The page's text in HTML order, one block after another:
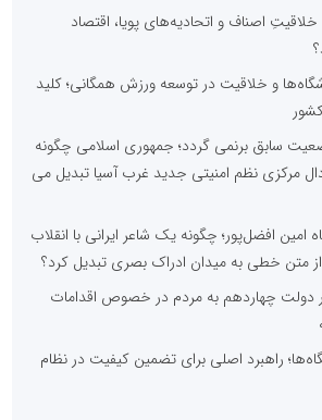
خلاقیتِ اصناف و اتحادیه‌های پویا، اقتصاد
و خلاقیت در توسعه ورزش همگانی؛ کلید
سابق برنمی گردد؛ جمهوری اسلامی چگونه
دال مرکزی نظم امنیتی جدید غرب آسیا تبدیل می
امین افضل‌پور؛ چگونه یک شاعر ایرانی با انقلاب
متن خطی به میدان ادراک بصری تبدیل کرد؟
دولت چهاردهم به مردم در خصوص اقدامات
راهبرد اصلی برای تضمین کیفیت در نظام